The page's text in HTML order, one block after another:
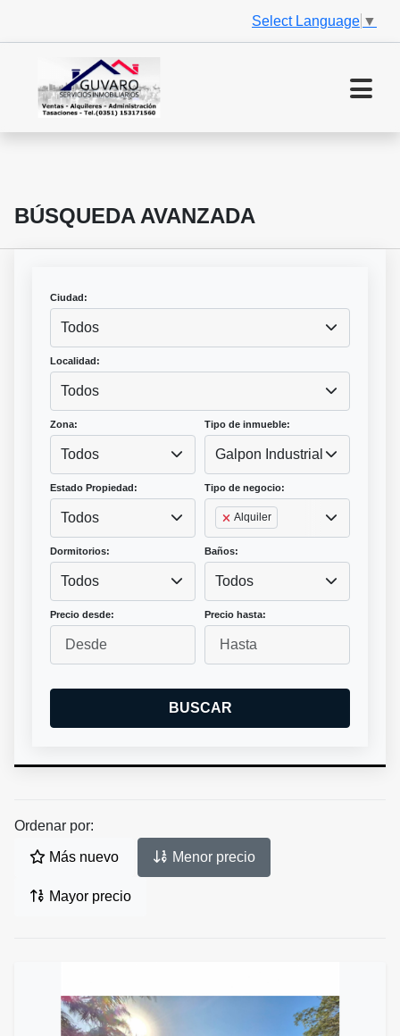
Select Language ▼
BÚSQUEDA AVANZADA
Ciudad:
Todos
Localidad:
Todos
Zona:
Todos
Tipo de inmueble:
Galpon Industrial
Estado Propiedad:
Todos
Tipo de negocio:
Alquiler
Dormitorios:
Todos
Baños:
Todos
Precio desde: Precio hasta:
BUSCAR
Ordenar por:
Más nuevo Menor precio
Mayor precio